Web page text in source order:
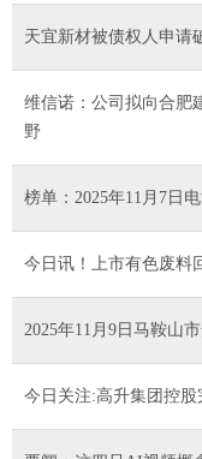
天宜新材被债权人申请
维信诺：公司拟向合肥
野
榜单：2025年11月7日
今日讯！上市有色废料
2025年11月9日马鞍山
今日关注:高升集团控